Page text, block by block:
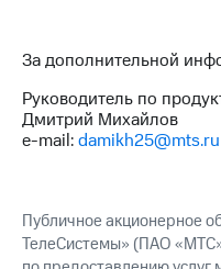
Регистратор
Реквизиты
Контакты
развитие
За дополнительной
Руководитель по
Дмитрий Михайлов
e-mail:damikh25@mts.ru
Публичное акционерное
ТелеСистемы» (ПАО